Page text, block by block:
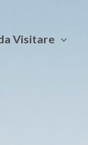
Visitare